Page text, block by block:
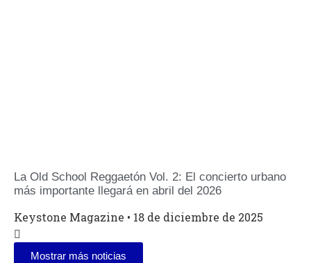
La Old School Reggaetón Vol. 2: El concierto urbano
más importante llegará en abril del 2026
Keystone Magazine 18 de diciembre de 2025
Mostrar más noticias